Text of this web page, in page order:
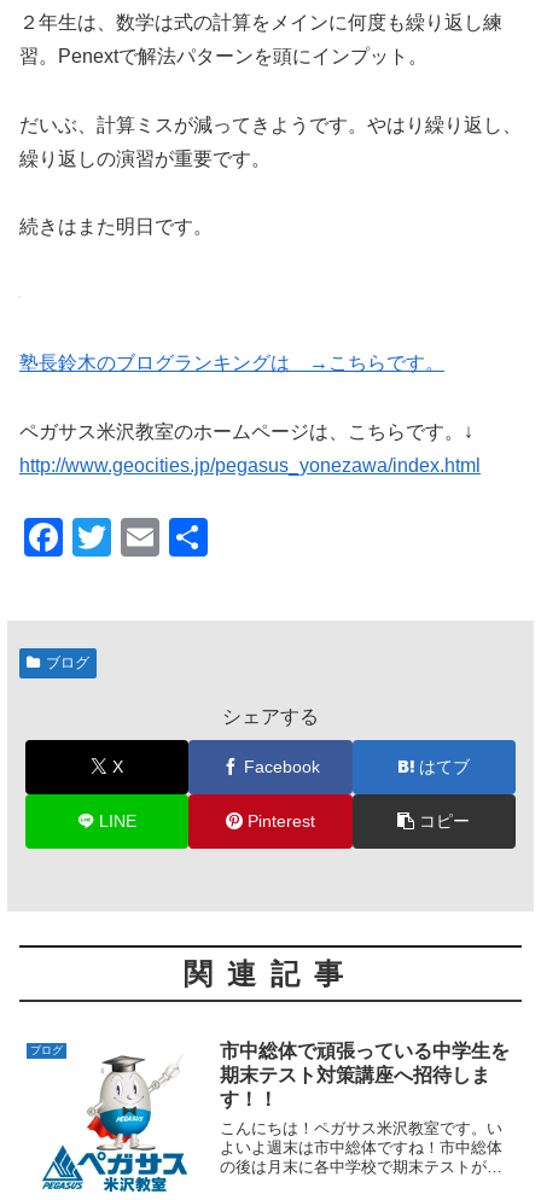
２年生は、数学は式の計算をメインに何度も繰り返し練
習。Penextで解法パターンを頭にインプット。
だいぶ、計算ミスが減ってきようです。やはり繰り返し、
繰り返しの演習が重要です。
続きはまた明日です。
塾長鈴木のブログランキングは →こちらです。
ペガサス米沢教室のホームページは、こちらです。↓
http://www.geocities.jp/pegasus_yonezawa/index.html
F
c
e
b
o
k
T
tt
E
ail
ブログ
シェアする
X Facebook はてブ
LINE Pinterest コピー
関連記事
ブログ
市中総体で頑張っている中学生を
期末テスト対策講座へ招待しま
す！！
こんにちは！ペガサス米沢教室です。い
よいよ週末は市中総体ですね！市中総体
の後は月末に各中学校で期末テストが実